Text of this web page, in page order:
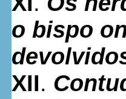
o bispo
XII.